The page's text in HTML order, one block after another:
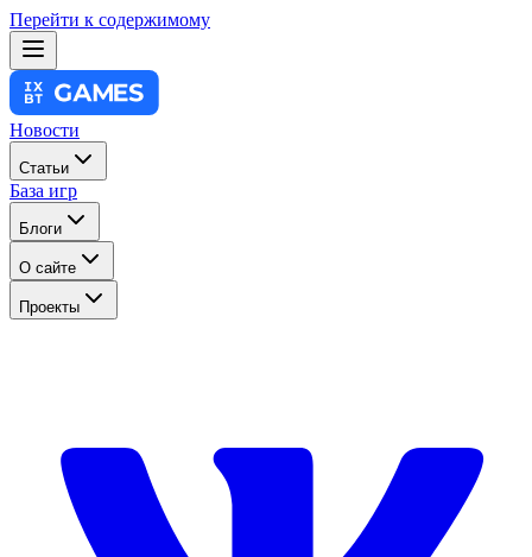
Перейти к содержимому
Новости
Статьи
База игр
Блоги
О сайте
Проекты